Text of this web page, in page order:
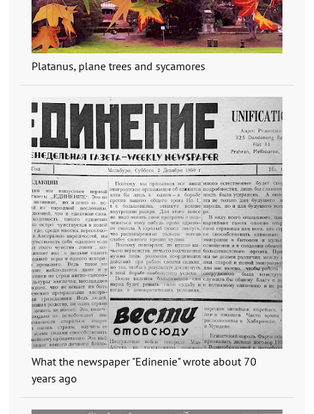
Platanus, plane trees and sycamores
What the newspaper "Edinenie" wrote about 70
years ago